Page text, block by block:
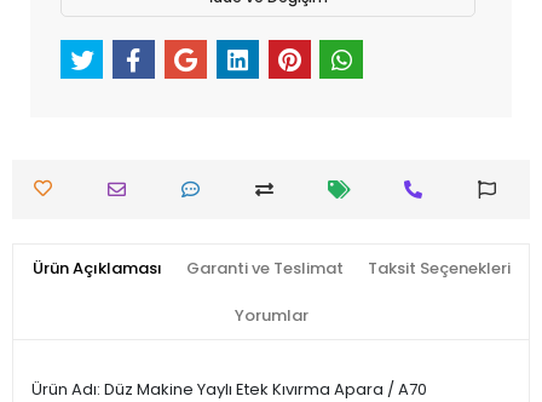
Ürün Açıklaması Garanti ve Teslimat Taksit Seçenekleri
Yorumlar
Ürün Adı: Düz Makine Yaylı Etek Kıvırma Apara / A70